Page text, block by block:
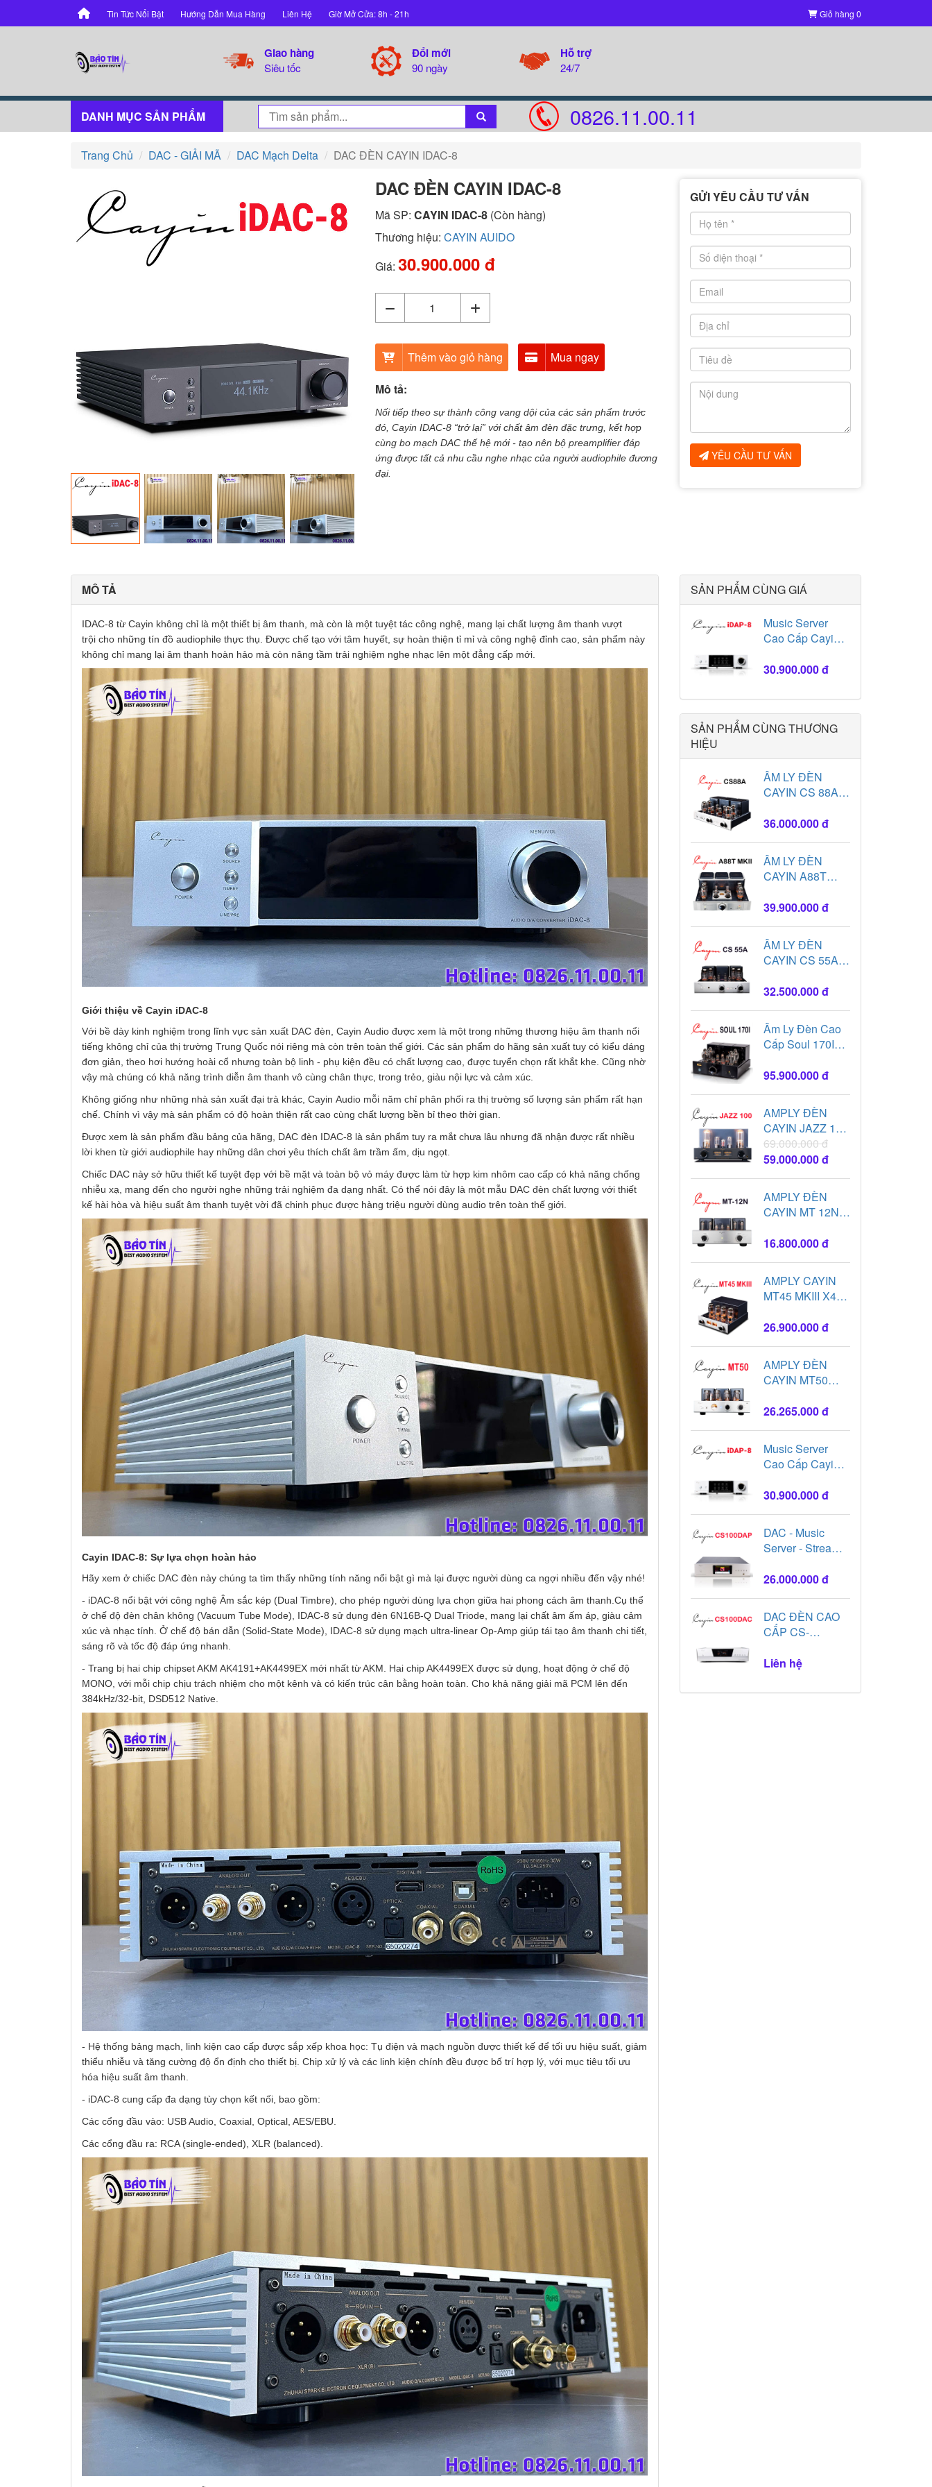
Tin Tức Nổi Bật Hướng Dẫn Mua Hàng Liên Hệ Giờ Mở Cửa: 8h - 21h Giỏ hàng 0
Giao hàng
Siêu tốc
Đổi mới
90 ngày
Hỗ trợ
24/7
DANH MỤC SẢN PHẨM 0826.11.00.11
Trang Chủ DAC - GIẢI MÃ DAC Mạch Delta DAC ĐÈN CAYIN IDAC-8
DAC ĐÈN CAYIN IDAC-8
Mã SP: CAYIN IDAC-8 (Còn hàng)
Thương hiệu: CAYIN AUIDO
Giá: 30.900.000 đ
Thêm vào giỏ hàng
Mua ngay
Mô tả:
Nối tiếp theo sự thành công vang dội của các sản phẩm trước
đó, Cayin IDAC-8 “trở lại” với chất âm đèn đặc trưng, kết hợp
cùng bo mạch DAC thế hệ mới - tạo nên bộ preamplifier đáp
ứng được tất cả nhu cầu nghe nhạc của người audiophile đương
đại.
GỬI YÊU CẦU TƯ VẤN
YÊU CẦU TƯ VẤN
MÔ TẢ
IDAC-8 từ Cayin không chỉ là một thiết bị âm thanh, mà còn là một tuyệt tác công nghệ, mang lại chất lượng âm thanh vượt
trội cho những tín đồ audiophile thực thụ. Được chế tạo với tâm huyết, sự hoàn thiện tỉ mỉ và công nghệ đỉnh cao, sản phẩm này
không chỉ mang lại âm thanh hoàn hảo mà còn nâng tầm trải nghiệm nghe nhạc lên một đẳng cấp mới.
Giới thiệu về Cayin iDAC-8
Với bề dày kinh nghiệm trong lĩnh vực sản xuất DAC đèn, Cayin Audio được xem là một trong những thương hiệu âm thanh nổi
tiếng không chỉ của thị trường Trung Quốc nói riêng mà còn trên toàn thế giới. Các sản phẩm do hãng sản xuất tuy có kiểu dáng
đơn giản, theo hơi hướng hoài cổ nhưng toàn bộ linh - phụ kiện đều có chất lượng cao, được tuyển chọn rất khắt khe. Cũng nhờ
vậy mà chúng có khả năng trình diễn âm thanh vô cùng chân thực, trong trẻo, giàu nội lực và cảm xúc.
Không giống như những nhà sản xuất đại trà khác, Cayin Audio mỗi năm chỉ phân phối ra thị trường số lượng sản phẩm rất hạn
chế. Chính vì vậy mà sản phẩm có độ hoàn thiện rất cao cùng chất lượng bền bỉ theo thời gian.
Được xem là sản phẩm đầu bảng của hãng, DAC đèn IDAC-8 là sản phẩm tuy ra mắt chưa lâu nhưng đã nhận được rất nhiều
lời khen từ giới audiophile hay những dân chơi yêu thích chất âm trầm ấm, dịu ngọt.
Chiếc DAC này sở hữu thiết kế tuyệt đẹp với bề mặt và toàn bộ vỏ máy được làm từ hợp kim nhôm cao cấp có khả năng chống
nhiễu xạ, mang đến cho người nghe những trải nghiệm đa dạng nhất. Có thể nói đây là một mẫu DAC đèn chất lượng với thiết
kế hài hòa và hiệu suất âm thanh tuyệt vời đã chinh phục được hàng triệu người dùng audio trên toàn thế giới.
Cayin IDAC-8: Sự lựa chọn hoàn hảo
Hãy xem ở chiếc DAC đèn này chúng ta tìm thấy những tính năng nổi bật gì mà lại được người dùng ca ngợi nhiều đến vậy nhé!
- iDAC-8 nổi bật với công nghệ Âm sắc kép (Dual Timbre), cho phép người dùng lựa chọn giữa hai phong cách âm thanh.Cụ thể
ở chế độ đèn chân không (Vacuum Tube Mode), IDAC-8 sử dụng đèn 6N16B-Q Dual Triode, mang lại chất âm ấm áp, giàu cảm
xúc và nhạc tính. Ở chế độ bán dẫn (Solid-State Mode), IDAC-8 sử dụng mạch ultra-linear Op-Amp giúp tái tạo âm thanh chi tiết,
sáng rõ và tốc độ đáp ứng nhanh.
- Trang bị hai chip chipset AKM AK4191+AK4499EX mới nhất từ AKM. Hai chip AK4499EX được sử dụng, hoạt động ở chế độ
MONO, với mỗi chip chịu trách nhiệm cho một kênh và có kiến trúc cân bằng hoàn toàn. Cho khả năng giải mã PCM lên đến
384kHz/32-bit, DSD512 Native.
- Hệ thống bảng mạch, linh kiện cao cấp được sắp xếp khoa học: Tụ điện và mạch nguồn được thiết kế để tối ưu hiệu suất, giảm
thiểu nhiễu và tăng cường độ ổn định cho thiết bị. Chip xử lý và các linh kiện chính đều được bố trí hợp lý, với mục tiêu tối ưu
hóa hiệu suất âm thanh.
- iDAC-8 cung cấp đa dạng tùy chọn kết nối, bao gồm:
Các cổng đầu vào: USB Audio, Coaxial, Optical, AES/EBU.
Các cổng đầu ra: RCA (single-ended), XLR (balanced).
SẢN PHẨM CÙNG GIÁ
Music Server
Cao Cấp Cayin
30.900.000 đ
SẢN PHẨM CÙNG THƯƠNG
HIỆU
ÂM LY ĐÈN
CAYIN CS 88A
36.000.000 đ
ÂM LY ĐÈN
CAYIN A88T
39.900.000 đ
ÂM LY ĐÈN
CAYIN CS 55A
máy tính
32.500.000 đ
Âm Ly Đèn Cao
Cấp Soul 170I
95.900.000 đ
AMPLY ĐÈN
CAYIN JAZZ 100
bản mới nhất
nhập khẩu chính
69.000.000 đ
59.000.000 đ
AMPLY ĐÈN
CAYIN MT 12N
EH - Nhập khẩu
16.800.000 đ
AMPLY CAYIN
MT45 MKIII X4
26.900.000 đ
AMPLY ĐÈN
CAYIN MT50
26.265.000 đ
Music Server
Cao Cấp Cayin
30.900.000 đ
DAC - Music
Server - Streamer
100DAP
26.000.000 đ
DAC ĐÈN CAO
CẤP CS-
ES9038PRO
Liên hệ